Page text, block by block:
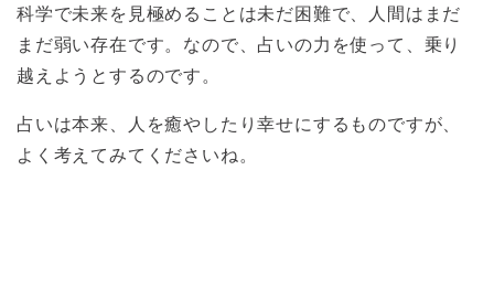
科学で未来を見極めることは未だ困難で、人間はまだ
まだ弱い存在です。なので、占いの力を使って、乗り
越えようとするのです。
占いは本来、人を癒やしたり幸せにするものですが、
よく考えてみてくださいね。